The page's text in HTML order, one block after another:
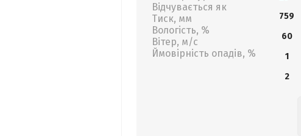
Відчувається як
Тиск, мм
Вологість, %
Вітер, м/с
Ймовірність опадів, %
759
60
1
2